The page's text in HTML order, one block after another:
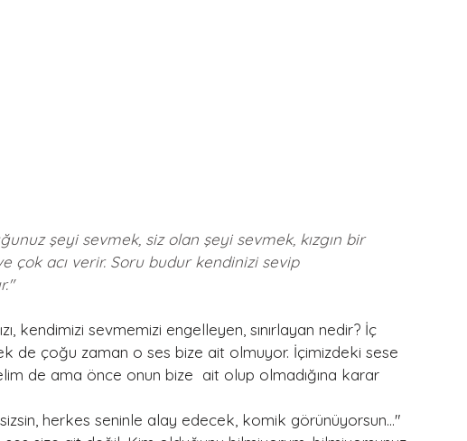
şeyi sevmek, siz olan şeyi sevmek, kızgın bir
çok acı verir. Soru budur kendinizi sevip
kendimizi sevmemizi engelleyen, sınırlayan nedir? İç
de çoğu zaman o ses bize ait olmuyor. İçimizdeki sese
de ama önce onun bize  ait olup olmadığına karar
herkes seninle alay edecek, komik görünüyorsun..."